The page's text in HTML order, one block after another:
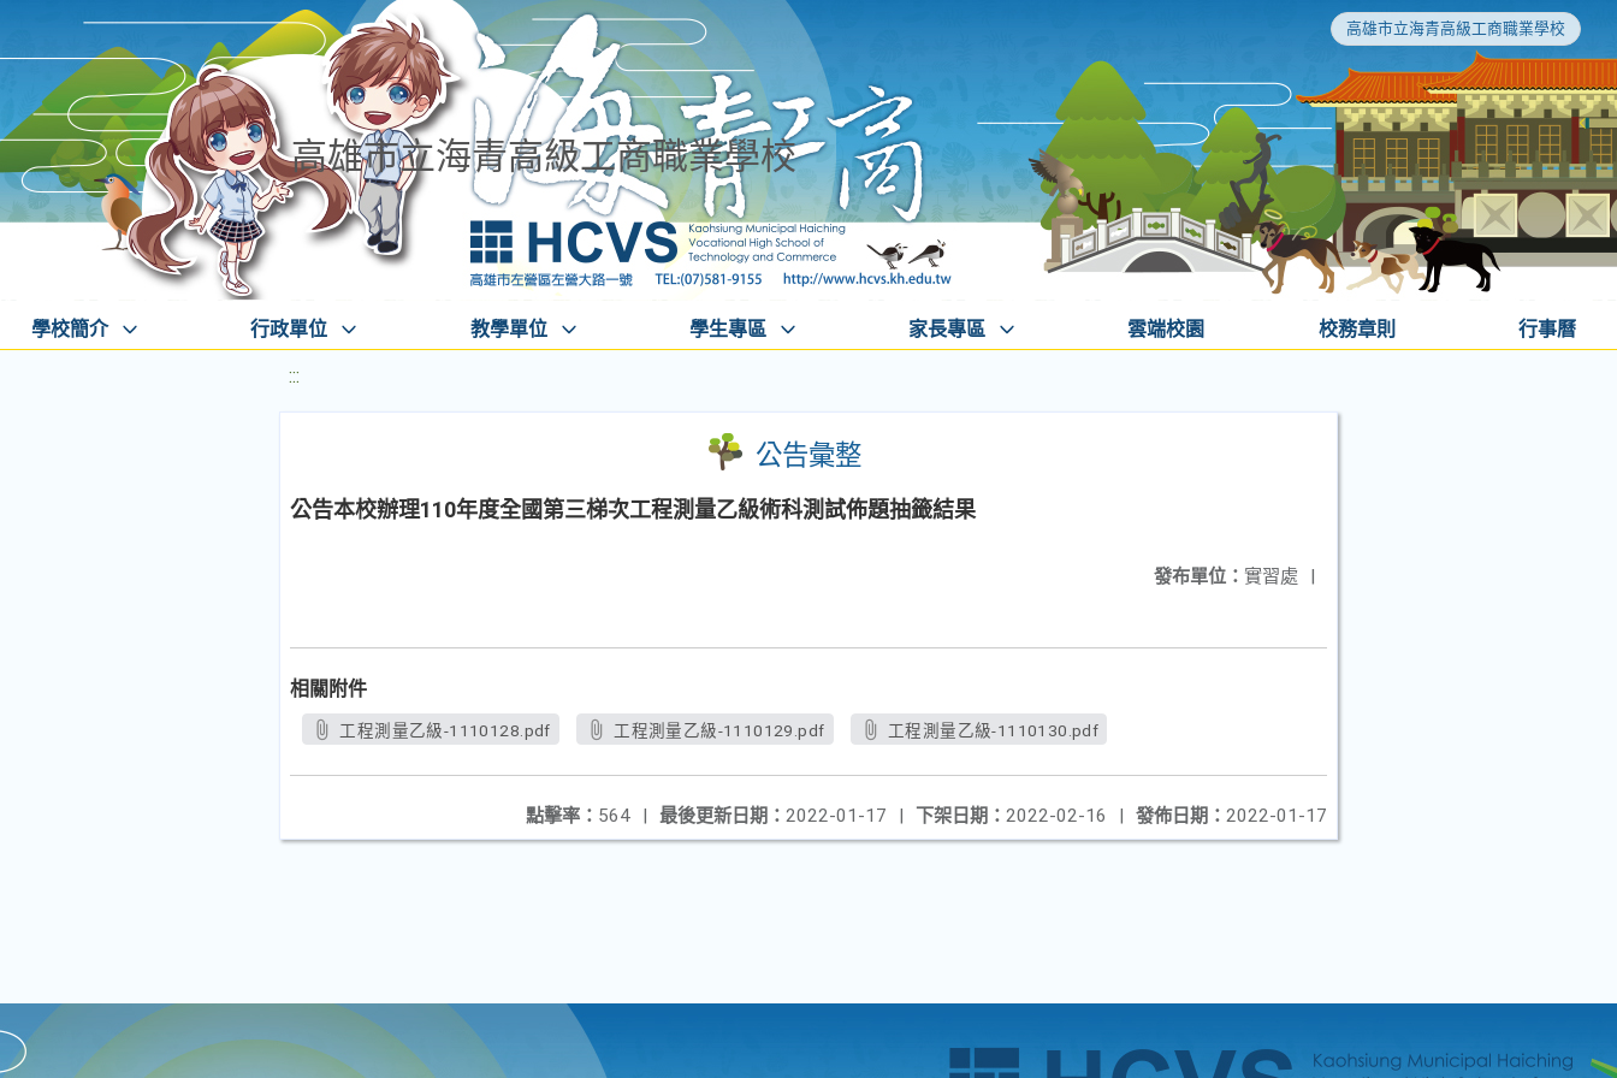
高雄市立海青高級工商職業學校
高雄市立海青高級工商職業學校
學校簡介 行政單位 教學單位 學生專區 家長專區 雲端校園 校務章則 行事曆
:::
公告彙整
公告本校辦理110年度全國第三梯次工程測量乙級術科測試佈題抽籤結果
發布單位： 實習處 |
相關附件
工程測量乙級-1110128.pdf 工程測量乙級-1110129.pdf 工程測量乙級-1110130.pdf
發佈日期： 2022-01-17
下架日期： 2022-02-16 |
最後更新日期： 2022-01-17 |
點擊率： 564 |